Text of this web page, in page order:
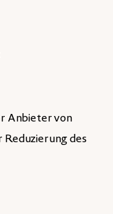
Anbieter von
des